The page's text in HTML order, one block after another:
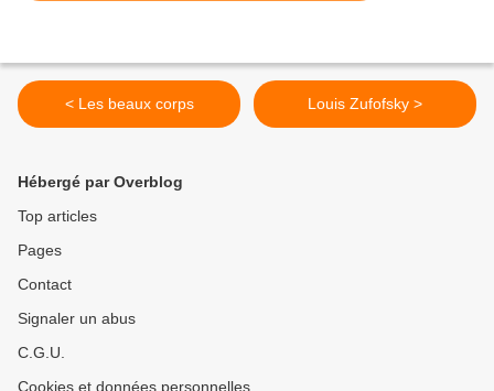
< Les beaux corps Louis Zufofsky >
Hébergé par Overblog
Top articles
Pages
Contact
Signaler un abus
C.G.U.
Cookies et données personnelles